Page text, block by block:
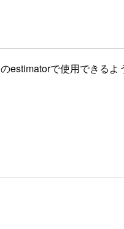
で使用できるよ